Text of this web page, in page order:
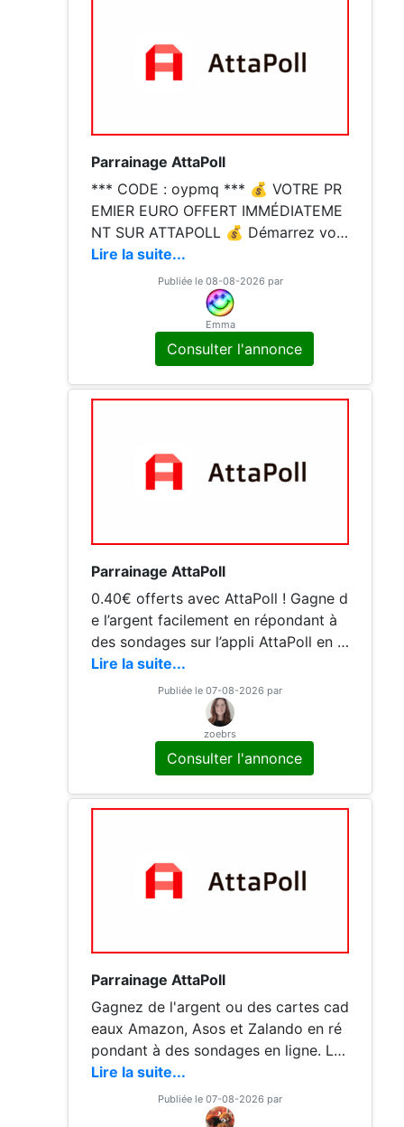
Parrainage AttaPoll
*** CODE : oypmq *** 💰 VOTRE PR
EMIER EURO OFFERT IMMÉDIATEME
NT SUR ATTAPOLL 💰 Démarrez votr
e cagnotte du bon pied avec un bonu
s de bienvenue de 1€ crédité instanta
nément sur votre compte ! AttaPoll e
st l'application leader pour gagner de
l'argent en répondant à des sondage
s rémunérés sur votre temps libre. Qu
e vous soyez dans les transports, da
ns une salle d'attente ou
Lire la suite...
Publiée le 08-08-2026 par
Emma
Consulter l'annonce
Parrainage AttaPoll
0.40€ offerts avec AttaPoll ! Gagne d
e l’argent facilement en répondant à
des sondages sur l’appli AttaPoll en u
tilisant mon code: pxfjp Une façon si
mple de gagner un peu d’argent direc
tement depuis ton téléphone ! N’hésit
ez pas à me contacter si besoin, et m
erci pour votre avis positif si le parrai
nage vous a aidé.
Lire la suite...
Publiée le 07-08-2026 par
zoebrs
Consulter l'annonce
Parrainage AttaPoll
Gagnez de l'argent ou des cartes cad
eaux Amazon, Asos et Zalando en ré
pondant à des sondages en ligne. Les
récompenses sont versées via vireme
nt bancaire, PayPal ou cartes cadeau
x Amazon selon la plateforme. Le par
Lire la suite...
Publiée le 07-08-2026 par